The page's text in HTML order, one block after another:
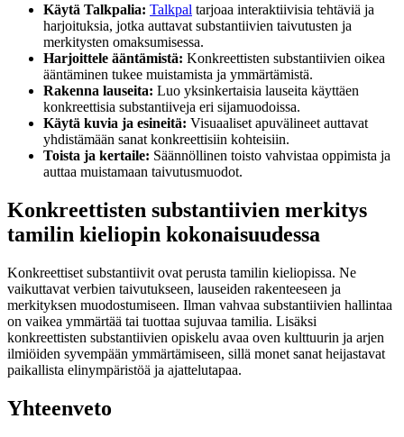
Käytä Talkpalia: Talkpal tarjoaa interaktiivisia tehtäviä ja
harjoituksia, jotka auttavat substantiivien taivutusten ja
merkitysten omaksumisessa.
Harjoittele ääntämistä: Konkreettisten substantiivien oikea
ääntäminen tukee muistamista ja ymmärtämistä.
Rakenna lauseita: Luo yksinkertaisia lauseita käyttäen
konkreettisia substantiiveja eri sijamuodoissa.
Käytä kuvia ja esineitä: Visuaaliset apuvälineet auttavat
yhdistämään sanat konkreettisiin kohteisiin.
Toista ja kertaile: Säännöllinen toisto vahvistaa oppimista ja
auttaa muistamaan taivutusmuodot.
Konkreettisten substantiivien merkitys
tamilin kieliopin kokonaisuudessa
Konkreettiset substantiivit ovat perusta tamilin kieliopissa. Ne
vaikuttavat verbien taivutukseen, lauseiden rakenteeseen ja
merkityksen muodostumiseen. Ilman vahvaa substantiivien hallintaa
on vaikea ymmärtää tai tuottaa sujuvaa tamilia. Lisäksi
konkreettisten substantiivien opiskelu avaa oven kulttuurin ja arjen
ilmiöiden syvempään ymmärtämiseen, sillä monet sanat heijastavat
paikallista elinympäristöä ja ajattelutapaa.
Yhteenveto